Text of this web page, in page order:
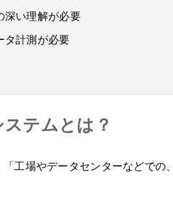
深い理解が必要
タ計測が必要
テムとは？
工場やデータセンターなどでの